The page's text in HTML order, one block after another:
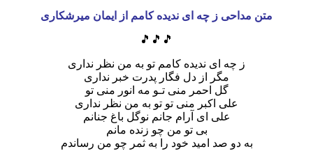
متن مداحی ز چه ای ندیده کامم از ایمان میرشکاری
🎵🎵🎵
ز چه ای ندیده کامم تو به من نظر نداری
مگر از دل فگار پدرت خبر نداری
گل احمر منی تـو مه انور منی تو
علی اکبر منی تو تو به من نظر نداری
علی ای آرام جانم نوگل باغ جنانم
بی تو من چو زنده مانم
به دو صد امید خود را به ثمر چو من رساندم